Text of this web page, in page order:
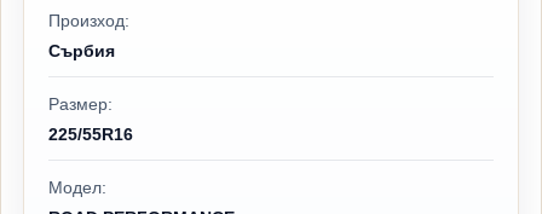
Произход:
Сърбия
Размер:
225/55R16
Модел: